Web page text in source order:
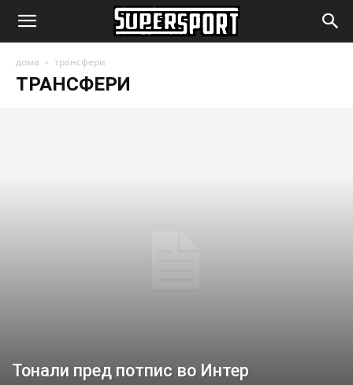
SuperSport.mk
дома трансфери
ТРАНСФЕРИ
Тонали пред потпис во Интер